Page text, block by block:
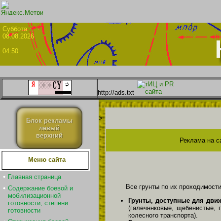
08.08.2026
04:50
http://ads.txt
Блок рекламы
левый
верхний
Меню сайта
Главная страница
Содержание боевой и
мобилизационной
готовности, степени
готовности
>
Реклама на
Все грунты по их
Грунты, доступные для
(галечннковые, щебенистые,
колесного транспорта).